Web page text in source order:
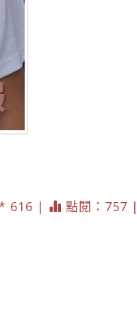
616 |
點閱：757 |